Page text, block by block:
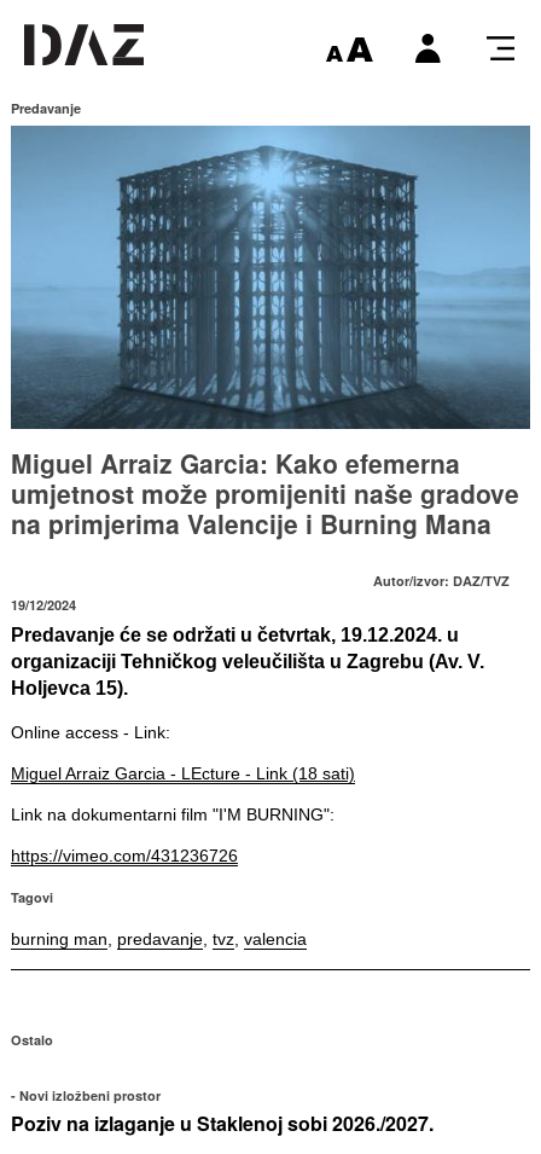
Predavanje
Miguel Arraiz Garcia: Kako efemerna
umjetnost može promijeniti naše gradove
na primjerima Valencije i Burning Mana
Autor/izvor: DAZ/TVZ
19/12/2024
Predavanje će se održati u četvrtak, 19.12.2024. u
organizaciji Tehničkog veleučilišta u Zagrebu (Av. V.
Holjevca 15).
Online access - Link:
Miguel Arraiz Garcia - LEcture - Link (18 sati)
Link na dokumentarni film "I'M BURNING":
https://vimeo.com/431236726
Tagovi
burning man predavanje, tvz, valencia
Ostalo
Novi izložbeni prostor
Poziv na izlaganje u Staklenoj sobi 2026./2027.